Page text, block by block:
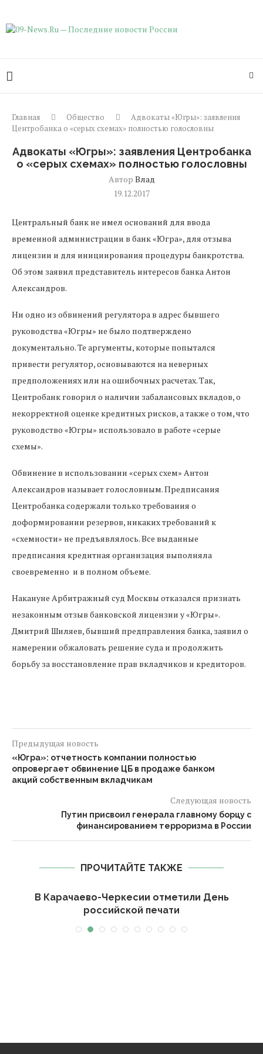
Главная Общество
Адвокаты «Югры»: заявления
Центробанка о «серых схемах» полностью голословны
Адвокаты «Югры»: заявления Центробанка
о «серых схемах» полностью голословны
Автор Влад
19.12.2017
Центральный банк не имел оснований для ввода
временной администрации в банк «Югра», для отзыва
лицензии и для инициирования процедуры банкротства.
Об этом заявил представитель интересов банка Антон
Александров.
Ни одно из обвинений регулятора в адрес бывшего
руководства «Югры» не было подтверждено
документально. Те аргументы, которые попытался
привести регулятор, основываются на неверных
предположениях или на ошибочных расчетах. Так,
Центробанк говорил о наличии забалансовых вкладов, о
некорректной оценке кредитных рисков, а также о том, что
руководство «Югры» использовало в работе «серые
схемы».
Обвинение в использовании «серых схем» Антон
Александров называет голословным. Предписания
Центробанка содержали только требования о
доформировании резервов, никаких требований к
«схемности» не предъявлялось. Все выданные
предписания кредитная организация выполняла
своевременно и в полном объеме.
Накануне Арбитражный суд Москвы отказался признать
незаконным отзыв банковской лицензии у «Югры».
Дмитрий Шиляев, бывший предправления банка, заявил о
намерении обжаловать решение суда и продолжить
борьбу за восстановление прав вкладчиков и кредиторов.
Предыдущая новость
«Югра»: отчетность компании полностью
опровергает обвинение ЦБ в продаже банком
акций собственным вкладчикам
Следующая новость
Путин присвоил генерала главному борцу с
финансированием терроризма в России
ПРОЧИТАЙТЕ ТАКЖЕ
В Карачаево-Черкесии отметили День
российской печати